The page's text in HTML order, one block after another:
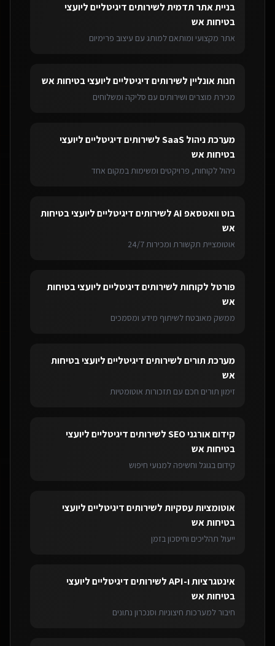
בניית אתר תדמיתלשירותים דיגיטליים ליועצי
בטיחות אש
אתר מקצועי ומותאם למותג עם עיצוב פרימיום
חנות אונלייןלשירותים דיגיטליים ליועצי בטיחות אש
מכירת מוצרים ושירותים עם סליקה ומשלוחים
מערכת ניהול SaaS לשירותים דיגיטליים ליועצי
בטיחות אש
ניהול לקוחות, פרויקטים ומשימות במקום אחד
בוט וואטסאפ AI לשירותים דיגיטליים ליועצי בטיחות
אש
אוטומציית תקשורת ומכירות 24/7
פורטל לקוחותלשירותים דיגיטליים ליועצי בטיחות
אש
ממשק מאובטח לשיתוף מידע ומסמכים
מערכת תוריםלשירותים דיגיטליים ליועצי בטיחות
אש
זימון תורים חכם עם תזכורות אוטומטיות
קידום אורגני SEO לשירותים דיגיטליים ליועצי
בטיחות אש
קידום בגוגל וחשיפה למנועי חיפוש
אוטומציות עסקיותלשירותים דיגיטליים ליועצי
בטיחות אש
ייעול תהליכים וחיסכון בזמן
אינטגרציות ו-API לשירותים דיגיטליים ליועצי
בטיחות אש
חיבור למערכות חיצוניות וסנכרון נתונים